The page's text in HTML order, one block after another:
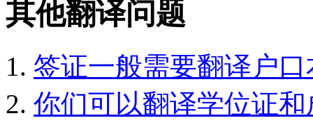
其他翻译问题
签证一般需要翻译户
你们可以翻译学位证